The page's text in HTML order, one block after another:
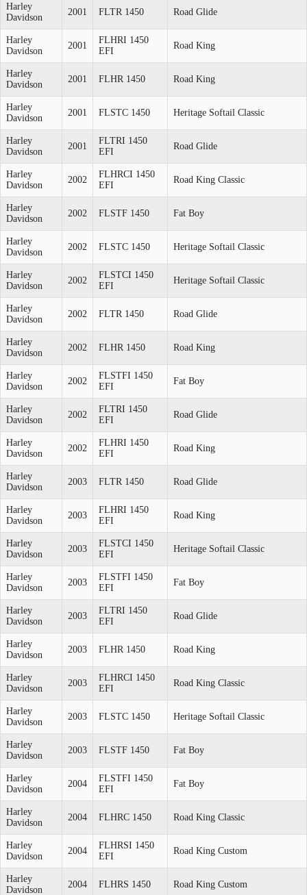
Harley
Davidson
2001 FLTR 1450 Road Glide
Harley
Davidson
2001
FLHRI 1450
EFI
Road King
Harley
Davidson
2001 FLHR 1450 Road King
Harley
Davidson
2001 FLSTC 1450 Heritage Softail Classic
Harley
Davidson
2001
FLTRI 1450
EFI
Road Glide
Harley
Davidson
2002
FLHRCI 1450
EFI
Road King Classic
Harley
Davidson
2002 FLSTF 1450 Fat Boy
Harley
Davidson
2002 FLSTC 1450 Heritage Softail Classic
Harley
Davidson
2002
FLSTCI 1450
EFI
Heritage Softail Classic
Harley
Davidson
2002 FLTR 1450 Road Glide
Harley
Davidson
2002 FLHR 1450 Road King
Harley
Davidson
2002
FLSTFI 1450
EFI
Fat Boy
Harley
Davidson
2002
FLTRI 1450
EFI
Road Glide
Harley
Davidson
2002
FLHRI 1450
EFI
Road King
Harley
Davidson
2003 FLTR 1450 Road Glide
Harley
Davidson
2003
FLHRI 1450
EFI
Road King
Harley
Davidson
2003
FLSTCI 1450
EFI
Heritage Softail Classic
Harley
Davidson
2003
FLSTFI 1450
EFI
Fat Boy
Harley
Davidson
2003
FLTRI 1450
EFI
Road Glide
Harley
Davidson
2003 FLHR 1450 Road King
Harley
Davidson
2003
FLHRCI 1450
EFI
Road King Classic
Harley
Davidson
2003 FLSTC 1450 Heritage Softail Classic
Harley
Davidson
2003 FLSTF 1450 Fat Boy
Harley
Davidson
2004
FLSTFI 1450
EFI
Fat Boy
Harley
Davidson
2004 FLHRC 1450 Road King Classic
Harley
Davidson
2004
FLHRSI 1450
EFI
Road King Custom
Harley
Davidson
2004 FLHRS 1450 Road King Custom